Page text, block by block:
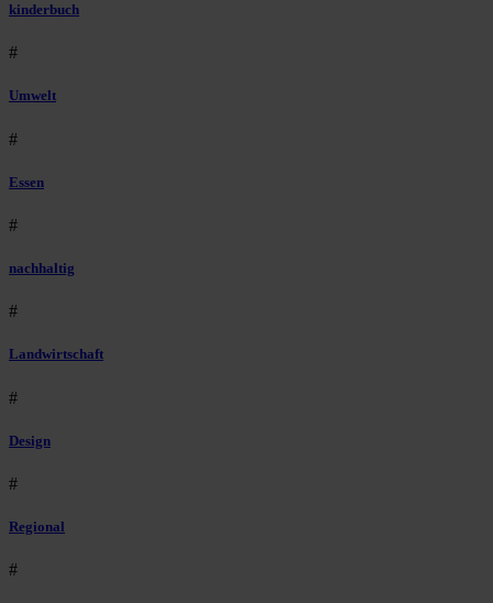
kinderbuch
#
Umwelt
#
Essen
#
nachhaltig
#
Landwirtschaft
#
Design
#
Regional
#